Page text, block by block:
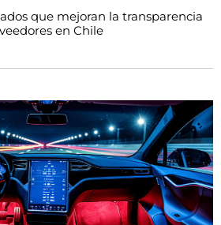
que mejoran la transparencia
en Chile